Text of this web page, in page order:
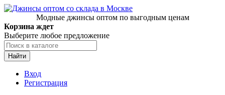
Модные джинсы оптом по выгодным ценам
Корзина ждет
Выберите любое предложение
Найти
Вход
Регистрация